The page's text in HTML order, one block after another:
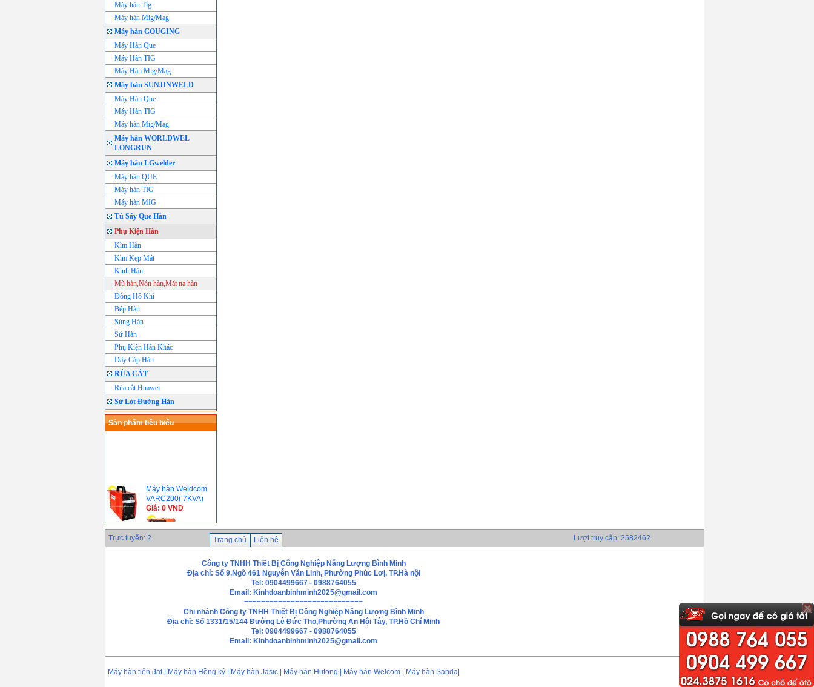
Máy hàn Tig
Máy hàn Mig/Mag
Máy hàn GOUGING
Máy Hàn Que
Máy Hàn TIG
Máy Hàn Mig/Mag
Máy hàn SUNJINWELD
Máy Hàn Que
Máy Hàn TIG
Máy hàn Mig/Mag
Máy hàn WORLDWEL
LONGRUN
Máy hàn LGwelder
Máy hàn QUE
Máy hàn TIG
Máy hàn MIG
Tủ Sấy Que Hàn
Phụ Kiện Hàn
Kìm Hàn
Kìm Kẹp Mát
Kính Hàn
Mũ hàn,Nón hàn,Mặt nạ hàn
Đồng Hồ Khí
Bép Hàn
Súng Hàn
Sứ Hàn
Phụ Kiện Hàn Khác
Dây Cáp Hàn
RÙA CẮT
Rùa cắt Huawei
Sứ Lót Đường Hàn
Sản phẩm tiêu biểu
Máy hàn Weldcom
VARC200( 7KVA)
Giá: 0 VND
28KVA, Hàn Quốc)
KVA, Hàn Quốc)
Giá: 0 VND
Giá: 2.250.000 VND
Máy hàn S.C.R
CO2/MAG 500JC (
Trực tuyến: 2 Trang chủ Liên hệ Lượt truy cập: 2582462
Công ty TNHH Thiết Bị Công Nghiệp Năng Lượng Bình Minh
Địa chỉ: Số 9,Ngõ 461 Nguyễn Văn Linh, Phường Phúc Lơị, TP.Hà nội
Tel: 0904499667 - 0988764055
Email: Kinhdoanbinhminh2025@gmail.com
============================
Chi nhánh Công ty TNHH Thiết Bị Công Nghiệp Năng Lượng Bình Minh
Địa chỉ: Số 1331/15/144 Đường Lê Đức Thọ,Phường An Hội Tây, TP.Hồ Chí Minh
Tel: 0904499667 - 0988764055
Email: Kinhdoanbinhminh2025@gmail.com
Máy hàn tiến đạt | Máy hàn Hồng ký | Máy hàn Jasic | Máy hàn Hutong | Máy hàn Welcom | Máy hàn Sanda|
Liên hệ để có giá tốt nhất